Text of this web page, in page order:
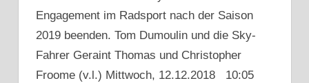
Engagement im Radsport nach der Saison
2019 beenden. Tom Dumoulin und die Sky-
Fahrer Geraint Thomas und Christopher
Froome (v.l.) Mittwoch, 12.12.2018 10:05